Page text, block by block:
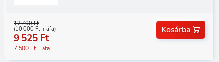
12 700 Ft
(10 000 Ft + áfa)
9 525 Ft
7 500 Ft + áfa
Kosárba